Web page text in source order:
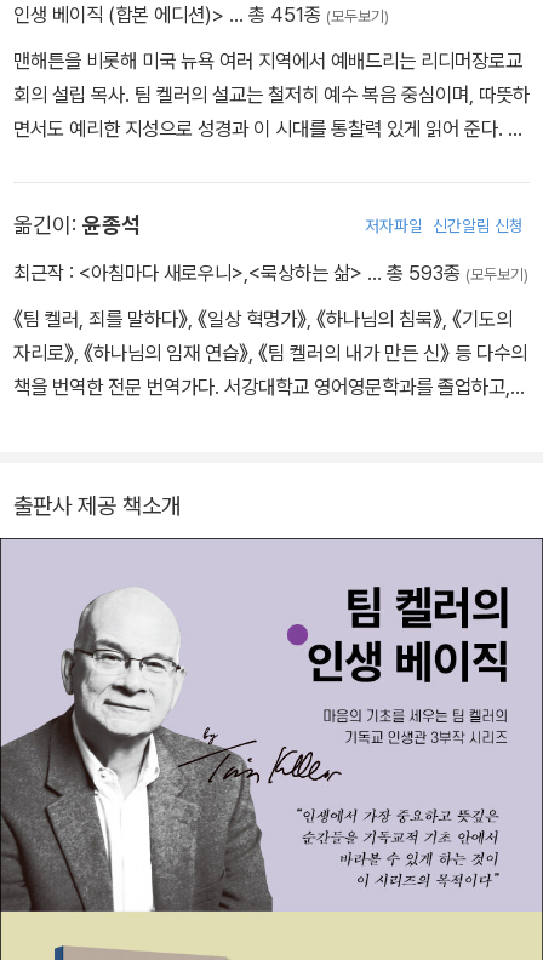
구원받으려면 역설적으로 그 구원에 자신이 아무것도 기여할 수 없음
을 알아야 한다. “나 정도면 괜찮은 사람이니 구원도 내 힘으로 가능
하다”고 생각하는 한 당신은 아직 영적으로 눈먼 상태다. 그 상태로는
하나님 나라를 보거나 그분의 은혜를 누릴 수 없다.
인생 베이직 (합본 에디션)> … 총 451종 (모두보기)
맨해튼을 비롯해 미국 뉴욕 여러 지역에서 예배드리는 리디머장로교
회의 설립 목사. 팀 켈러의 설교는 철저히 예수 복음 중심이며, 따뜻하
면서도 예리한 지성으로 성경과 이 시대를 통찰력 있게 읽어 준다. 그
를 받을 만큼 변증가로도 영향력 있는 행보를 보였다. 펜실베이니아
주에서 태어나 자랐고, 버크넬대학교, 고든콘웰신학교, 웨스트민스터
신학교를 갓 졸업한 스물네 살의 나이에 버지니아 웨스트호프웰교회
에서 사역을 시작했다. 1984년부터는 5년간 모교인 웨스트민스터신
학교 강단에서 설교학을 가르치기도 했다. 그는 한 시대의 문화와 사
년부터는 담임목사직을 내려놓고, 세계 각국 교회 지도자들의 도시
전도와 사역을 돕는 단체인 리디머시티투시티(Redeemer City to
품으로 돌아갔다. 《팀 켈러, 하나님을 말하다》, 《팀 켈러, 결혼을 말하
다》, 《일과 영성》, 《탕부 하나님》, 《내가 만든 신》 등 40권에 달하는
저서가 있으며, 29개 언어로 번역되어 1,000만 부 이상 판매되었다.
timothykeller.com gospelinlife.com
옮긴이: 윤종석 저자파일 신간알림 신청
최근작 : <아침마다 새로우니>,<묵상하는 삶> … 총 593종 (모두보기)
《팀 켈러, 죄를 말하다》, 《일상 혁명가》, 《하나님의 침묵》, 《기도의
자리로》, 《하나님의 임재 연습》, 《팀 켈러의 내가 만든 신》 등 다수의
책을 번역한 전문 번역가다. 서강대학교 영어영문학과를 졸업하고,
출판사 제공 책소개